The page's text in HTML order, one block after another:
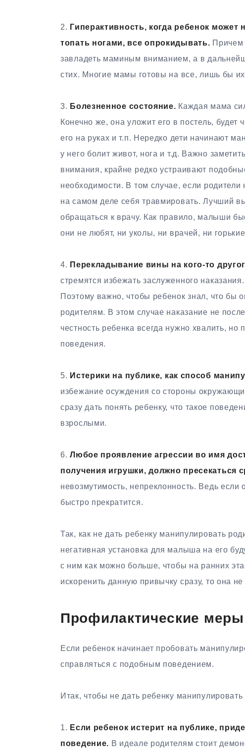
2. Гиперактивность, когда ребенок может
топать ногами, все опрокидывать. Причем
завладеть маминым вниманием, а в
стих. Многие мамы готовы на все, лишь бы
3. Болезненное состояние. Каждая мама
Конечно же, она уложит его в постель, будет
его на руках и т.п. Нередко дети начинают
у него болит живот, нога и т.д. Важно
внимания, крайне редко устраивают
необходимости. В том случае, если
на самом деле себя травмировать. Лучший
обращаться к врачу. Как правило, малыши
они не любят, ни уколы, ни врачей, ни горькие
4. Перекладывание вины на кого-то
стремятся избежать заслуженного
Поэтому важно, чтобы ребенок знал, что бы
родителям. В этом случае наказание не
честность ребенка всегда нужно хвалить,
поведения.
5. Истерики на публике, как способ
избежание осуждения со стороны
сразу дать понять ребенку, что такое
взрослыми.
6.Любое проявление агрессии во имя
получения игрушки, должно пресекаться
невозмутимость, непреклонность. Ведь если
быстро прекратится.
Так, как не дать ребенку манипулировать
негативная установка для малыша на его
с ним как можно больше, чтобы на ранних
искоренить данную привычку сразу, то она
Профилактические меры
Если ребенок начинает пробовать
справляться с подобным поведением.
Итак, чтобы не дать ребенку
1. Если ребенок истерит на публике,
поведение. В идеале родителям стоит